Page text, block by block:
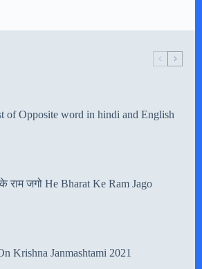
of Opposite word in hindi and English
राम जगो He Bharat Ke Ram Jago
Krishna Janmashtami 2021